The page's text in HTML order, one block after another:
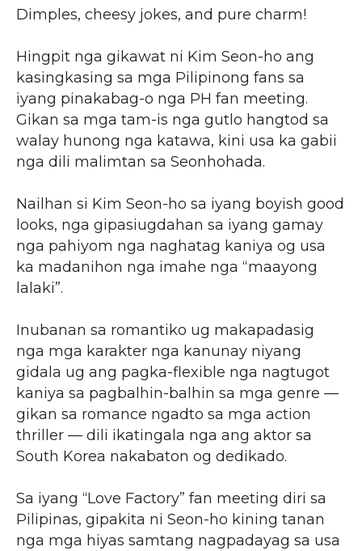
Dimples, cheesy jokes, and pure charm!
Hingpit nga gikawat ni Kim Seon-ho ang
kasingkasing sa mga Pilipinong fans sa
iyang pinakabag-o nga PH fan meeting.
Gikan sa mga tam-is nga gutlo hangtod sa
walay hunong nga katawa, kini usa ka gabii
nga dili malimtan sa Seonhohada.
Nailhan si Kim Seon-ho sa iyang boyish good
looks, nga gipasiugdahan sa iyang gamay
nga pahiyom nga naghatag kaniya og usa
ka madanihon nga imahe nga “maayong
lalaki”.
Inubanan sa romantiko ug makapadasig
nga mga karakter nga kanunay niyang
gidala ug ang pagka-flexible nga nagtugot
kaniya sa pagbalhin-balhin sa mga genre —
gikan sa romance ngadto sa mga action
thriller — dili ikatingala nga ang aktor sa
South Korea nakabaton og dedikado.
Sa iyang “Love Factory” fan meeting diri sa
Pilipinas, gipakita ni Seon-ho kining tanan
nga mga hiyas samtang nagpadayag sa usa